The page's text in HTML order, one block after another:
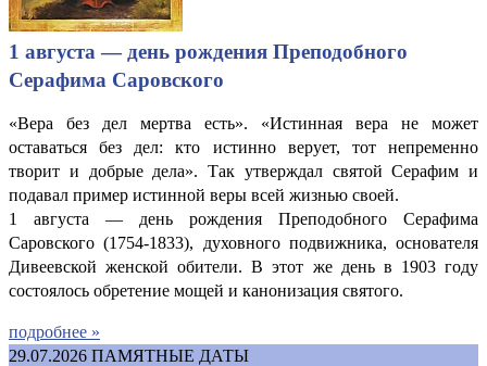
1 августа — день рождения Преподобного
Серафима Саровского
«Вера без дел мертва есть». «Истинная вера не может
оставаться без дел: кто истинно верует, тот непременно
творит и добрые дела». Так утверждал святой Серафим и
подавал пример истинной веры всей жизнью своей.
1 августа — день рождения Преподобного Серафима
Саровского (1754-1833), духовного подвижника, основателя
Дивеевской женской обители. В этот же день в 1903 году
состоялось обретение мощей и канонизация святого.
подробнее »
29.07.2026 ПАМЯТНЫЕ ДАТЫ